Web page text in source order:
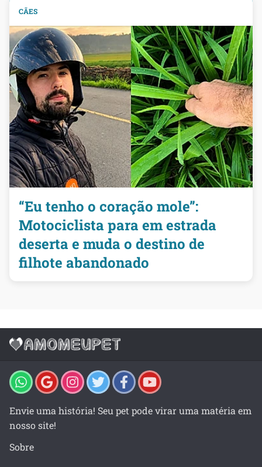
CÃES
“Eu tenho o coração mole”:
Motociclista para em estrada
deserta e muda o destino de
filhote abandonado
Envie uma história! Seu pet pode virar uma matéria em
nosso site!
Sobre